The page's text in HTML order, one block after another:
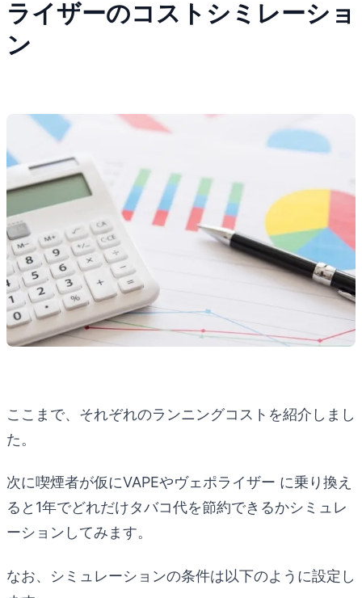
ライザーのコストシミレーショ
ン
ここまで、それぞれのランニングコストを紹介しまし
た。
次に喫煙者が仮にVAPEやヴェポライザー に乗り換え
ると1年でどれだけタバコ代を節約できるかシミュレ
ーションしてみます。
なお、シミュレーションの条件は以下のように設定し